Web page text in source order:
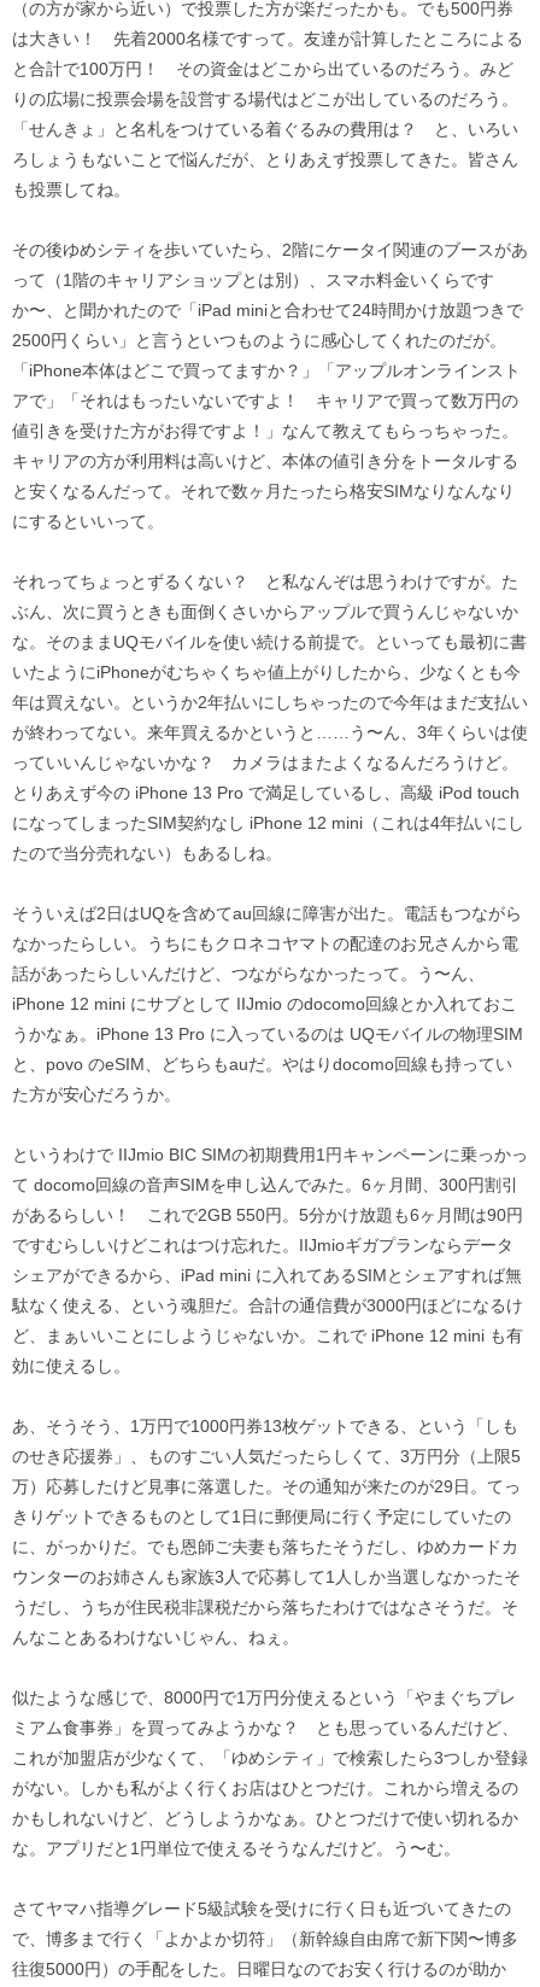
（の方が家から近い）で投票した方が楽だったかも。でも500円券
は大きい！ 先着2000名様ですって。友達が計算したところによる
と合計で100万円！ その資金はどこから出ているのだろう。みど
りの広場に投票会場を設営する場代はどこが出しているのだろう。
「せんきょ」と名札をつけている着ぐるみの費用は？ と、いろい
ろしょうもないことで悩んだが、とりあえず投票してきた。皆さん
も投票してね。
その後ゆめシティを歩いていたら、2階にケータイ関連のブースがあ
って（1階のキャリアショップとは別）、スマホ料金いくらです
か〜、と聞かれたので「iPad miniと合わせて24時間かけ放題つきで
2500円くらい」と言うといつものように感心してくれたのだが。
「iPhone本体はどこで買ってますか？」「アップルオンラインスト
アで」「それはもったいないですよ！ キャリアで買って数万円の
値引きを受けた方がお得ですよ！」なんて教えてもらっちゃった。
キャリアの方が利用料は高いけど、本体の値引き分をトータルする
と安くなるんだって。それで数ヶ月たったら格安SIMなりなんなり
にするといいって。
それってちょっとずるくない？ と私なんぞは思うわけですが。た
ぶん、次に買うときも面倒くさいからアップルで買うんじゃないか
な。そのままUQモバイルを使い続ける前提で。といっても最初に書
いたようにiPhoneがむちゃくちゃ値上がりしたから、少なくとも今
年は買えない。というか2年払いにしちゃったので今年はまだ支払い
が終わってない。来年買えるかというと……う〜ん、3年くらいは使
っていいんじゃないかな？ カメラはまたよくなるんだろうけど。
とりあえず今の iPhone 13 Pro で満足しているし、高級 iPod touch
になってしまったSIM契約なし iPhone 12 mini（これは4年払いにし
たので当分売れない）もあるしね。
そういえば2日はUQを含めてau回線に障害が出た。電話もつながら
なかったらしい。うちにもクロネコヤマトの配達のお兄さんから電
話があったらしいんだけど、つながらなかったって。う〜ん、
iPhone 12 mini にサブとして IIJmio のdocomo回線とか入れておこ
うかなぁ。iPhone 13 Pro に入っているのは UQモバイルの物理SIM
と、povo のeSIM、どちらもauだ。やはりdocomo回線も持ってい
た方が安心だろうか。
というわけで IIJmio BIC SIMの初期費用1円キャンペーンに乗っかっ
て docomo回線の音声SIMを申し込んでみた。6ヶ月間、300円割引
があるらしい！ これで2GB 550円。5分かけ放題も6ヶ月間は90円
ですむらしいけどこれはつけ忘れた。IIJmioギガプランならデータ
シェアができるから、iPad mini に入れてあるSIMとシェアすれば無
駄なく使える、という魂胆だ。合計の通信費が3000円ほどになるけ
ど、まぁいいことにしようじゃないか。これで iPhone 12 mini も有
効に使えるし。
あ、そうそう、1万円で1000円券13枚ゲットできる、という「しも
のせき応援券」、ものすごい人気だったらしくて、3万円分（上限5
万）応募したけど見事に落選した。その通知が来たのが29日。てっ
きりゲットできるものとして1日に郵便局に行く予定にしていたの
に、がっかりだ。でも恩師ご夫妻も落ちたそうだし、ゆめカードカ
ウンターのお姉さんも家族3人で応募して1人しか当選しなかったそ
うだし、うちが住民税非課税だから落ちたわけではなさそうだ。そ
んなことあるわけないじゃん、ねぇ。
似たような感じで、8000円で1万円分使えるという「やまぐちプレ
ミアム食事券」を買ってみようかな？ とも思っているんだけど、
これが加盟店が少なくて、「ゆめシティ」で検索したら3つしか登録
がない。しかも私がよく行くお店はひとつだけ。これから増えるの
かもしれないけど、どうしようかなぁ。ひとつだけで使い切れるか
な。アプリだと1円単位で使えるそうなんだけど。う〜む。
さてヤマハ指導グレード5級試験を受けに行く日も近づいてきたの
で、博多まで行く「よかよか切符」（新幹線自由席で新下関〜博多
往復5000円）の手配をした。日曜日なのでお安く行けるのが助か